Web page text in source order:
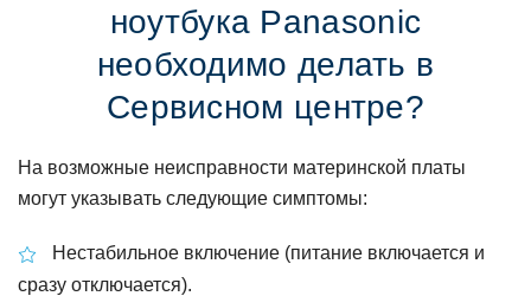
ноутбука Panasonic
необходимо делать в
Сервисном центре?
На возможные неисправности материнской платы
могут указывать следующие симптомы:
Нестабильное включение (питание включается и
сразу отключается).